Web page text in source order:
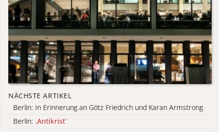
NÄCHSTE ARTIKEL
Berlin: In Erinnerung an Götz Friedrich und Karan Armstrong
Berlin: „Antikrist“